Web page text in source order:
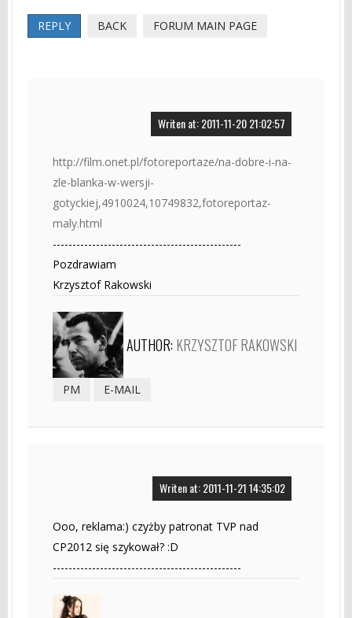
REPLY BACK FORUM MAIN PAGE
Writen at: 2011-11-20 21:02:57
http://film.onet.pl/fotoreportaze/na-dobre-i-na-
zle-blanka-w-wersji-
gotyckiej,4910024,10749832,fotoreportaz-
maly.html
------------------------------------------------
Pozdrawiam
Krzysztof Rakowski
AUTHOR: KRZYSZTOF RAKOWSKI
PM E-MAIL
Writen at: 2011-11-21 14:35:02
Ooo, reklama:) czyżby patronat TVP nad
CP2012 się szykował? :D
------------------------------------------------